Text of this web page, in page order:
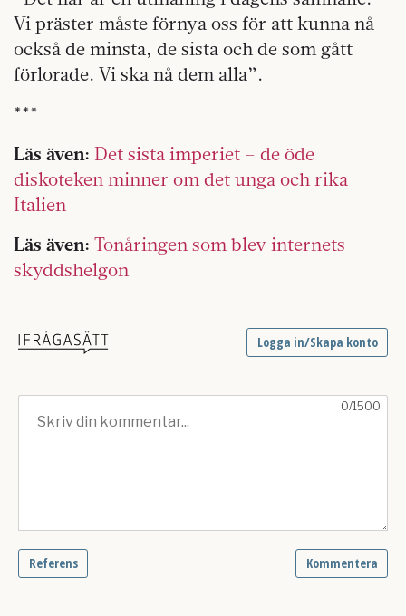
Vi präster måste förnya oss för att kunna nå
också de minsta, de sista och de som gått
förlorade. Vi ska nå dem alla”.
***
Läs även: Det sista imperiet – de öde
diskoteken minner om det unga och rika
Italien
Läs även: Tonåringen som blev internets
skyddshelgon